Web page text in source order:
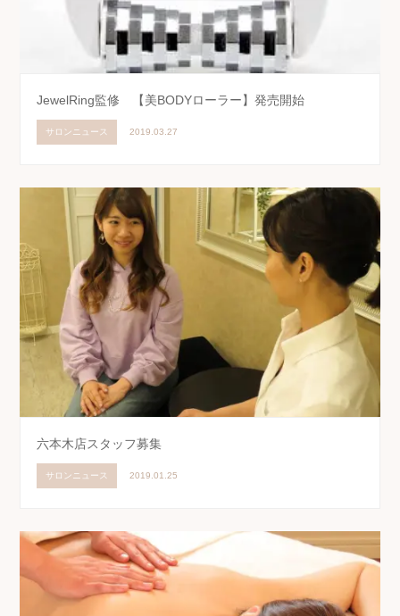
JewelRing監修 【美BODYローラー】発売開始
サロンニュース 2019.03.27
六本木店スタッフ募集
サロンニュース 2019.01.25